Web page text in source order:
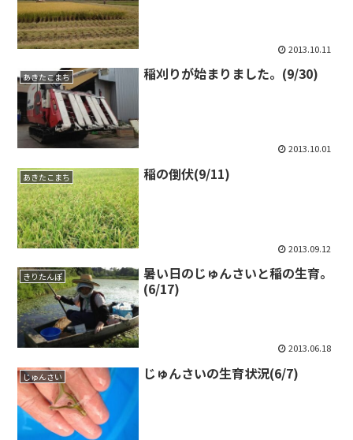
2013.10.11
あきたこまち 稲刈りが始まりました。(9/30)
2013.10.01
あきたこまち 稲の倒伏(9/11)
2013.09.12
きりたんぽ
暑い日のじゅんさいと稲の生育。
(6/17)
2013.06.18
じゅんさい じゅんさいの生育状況(6/7)